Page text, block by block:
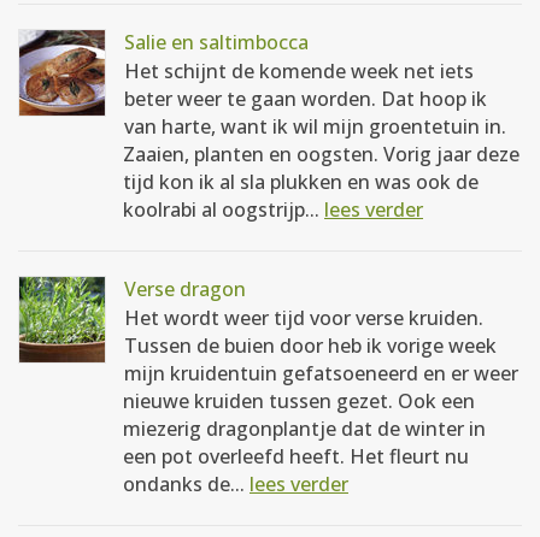
Salie en saltimbocca
Het schijnt de komende week net iets
beter weer te gaan worden. Dat hoop ik
van harte, want ik wil mijn groentetuin in.
Zaaien, planten en oogsten. Vorig jaar deze
tijd kon ik al sla plukken en was ook de
koolrabi al oogstrijp... lees verder
Verse dragon
Het wordt weer tijd voor verse kruiden.
Tussen de buien door heb ik vorige week
mijn kruidentuin gefatsoeneerd en er weer
nieuwe kruiden tussen gezet. Ook een
miezerig dragonplantje dat de winter in
een pot overleefd heeft. Het fleurt nu
ondanks de... lees verder